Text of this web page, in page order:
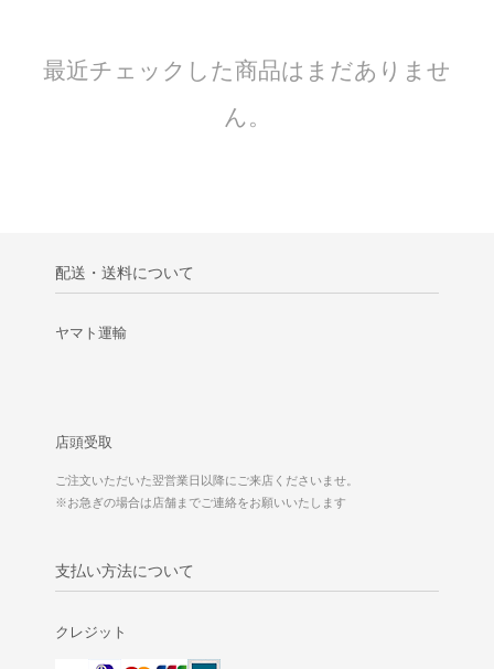
最近チェックした商品はまだありませ
ん。
配送・送料について
ヤマト運輸
店頭受取
ご注文いただいた翌営業日以降にご来店くださいませ。
※お急ぎの場合は店舗までご連絡をお願いいたします
支払い方法について
クレジット